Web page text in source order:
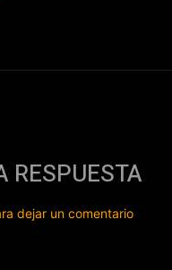
RESPUESTA
dejar un comentario